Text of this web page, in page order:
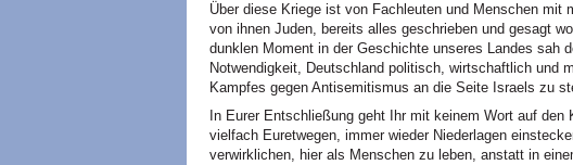
Über diese Kriege ist von Fachleuten und Menschen mit
von ihnen Juden, bereits alles geschrieben und gesagt
dunklen Moment in der Geschichte unseres Landes sah
Notwendigkeit, Deutschland politisch, wirtschaftlich und
Kampfes gegen Antisemitismus an die Seite Israels zu
In Eurer Entschließung geht Ihr mit keinem Wort auf den
vielfach Euretwegen, immer wieder Niederlagen
verwirklichen, hier als Menschen zu leben, anstatt in